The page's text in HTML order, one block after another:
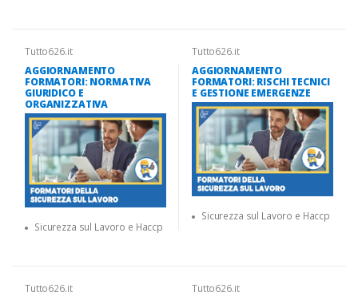
Tutto626.it
AGGIORNAMENTO
FORMATORI: NORMATIVA
GIURIDICO E
ORGANIZZATIVA
Sicurezza sul Lavoro e Haccp
Tutto626.it
AGGIORNAMENTO
FORMATORI: RISCHI TECNICI
E GESTIONE EMERGENZE
Sicurezza sul Lavoro e Haccp
Tutto626.it
Tutto626.it